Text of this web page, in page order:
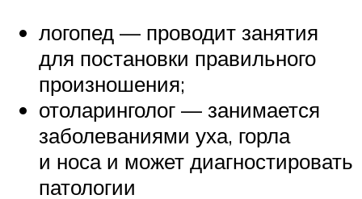
логопед — проводит занятия
для постановки правильного
произношения;
отоларинголог — занимается
заболеваниями уха, горла
и носа и может диагностировать
патологии